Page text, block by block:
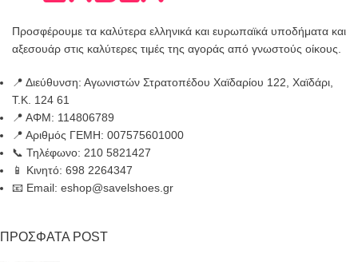
Προσφέρουμε τα καλύτερα ελληνικά και ευρωπαϊκά υποδήματα και
αξεσουάρ στις καλύτερες τιμές της αγοράς από γνωστούς οίκους.
📍 Διεύθυνση: Αγωνιστών Στρατοπέδου Χαϊδαρίου 122, Χαϊδάρι,
Τ.Κ. 124 61
📍 ΑΦΜ: 114806789
📍 Αριθμός ΓΕΜΗ: 007575601000
📞 Τηλέφωνο: 210 5821427
📱 Κινητό: 698 2264347
📧 Email: eshop@savelshoes.gr
ΠΡΟΣΦΑΤΑ POST